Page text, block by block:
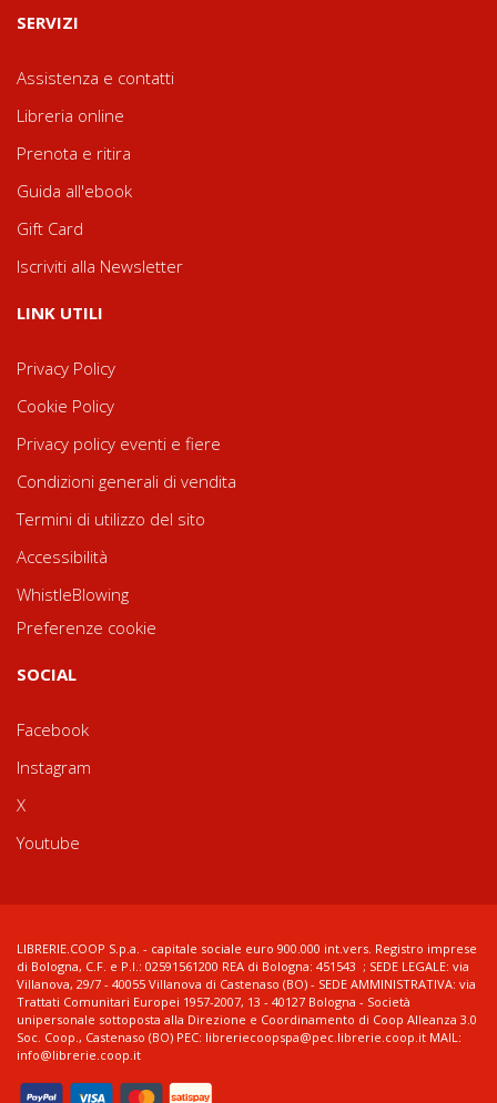
SERVIZI
Assistenza e contatti
Libreria online
Prenota e ritira
Guida all'ebook
Gift Card
Iscriviti alla Newsletter
LINK UTILI
Privacy Policy
Cookie Policy
Privacy policy eventi e fiere
Condizioni generali di vendita
Termini di utilizzo del sito
Accessibilità
WhistleBlowing
Preferenze cookie
SOCIAL
Facebook
Instagram
X
Youtube
LIBRERIE.COOP S.p.a. - capitale sociale euro 900.000 int.vers. Registro imprese
di Bologna, C.F. e P.I.: 02591561200 REA di Bologna: 451543 ; SEDE LEGALE: via
Villanova, 29/7 - 40055 Villanova di Castenaso (BO) - SEDE AMMINISTRATIVA: via
Trattati Comunitari Europei 1957-2007, 13 - 40127 Bologna - Società
unipersonale sottoposta alla Direzione e Coordinamento di Coop Alleanza 3.0
Soc. Coop., Castenaso (BO) PEC: libreriecoopspa@pec.librerie.coop.it MAIL:
info@librerie.coop.it